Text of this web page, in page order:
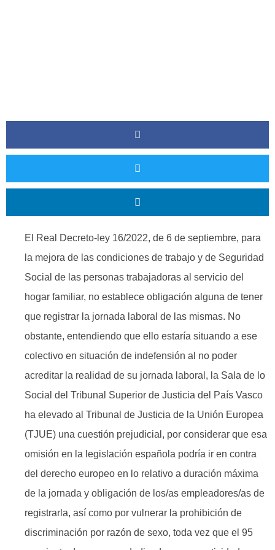
El Real Decreto-ley 16/2022, de 6 de septiembre, para
la mejora de las condiciones de trabajo y de Seguridad
Social de las personas trabajadoras al servicio del
hogar familiar, no establece obligación alguna de tener
que registrar la jornada laboral de las mismas. No
obstante, entendiendo que ello estaría situando a ese
colectivo en situación de indefensión al no poder
acreditar la realidad de su jornada laboral, la Sala de lo
Social del Tribunal Superior de Justicia del País Vasco
ha elevado al Tribunal de Justicia de la Unión Europea
(TJUE) una cuestión prejudicial, por considerar que esa
omisión en la legislación española podría ir en contra
del derecho europeo en lo relativo a duración máxima
de la jornada y obligación de los/as empleadores/as de
registrarla, así como por vulnerar la prohibición de
discriminación por razón de sexo, toda vez que el 95